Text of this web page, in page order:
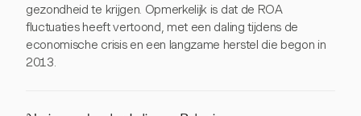
gezondheid te krijgen. Opmerkelijk is dat de ROA
fluctuaties heeft vertoond, met een daling tijdens de
economische crisis en een langzame herstel die begon in
2013.